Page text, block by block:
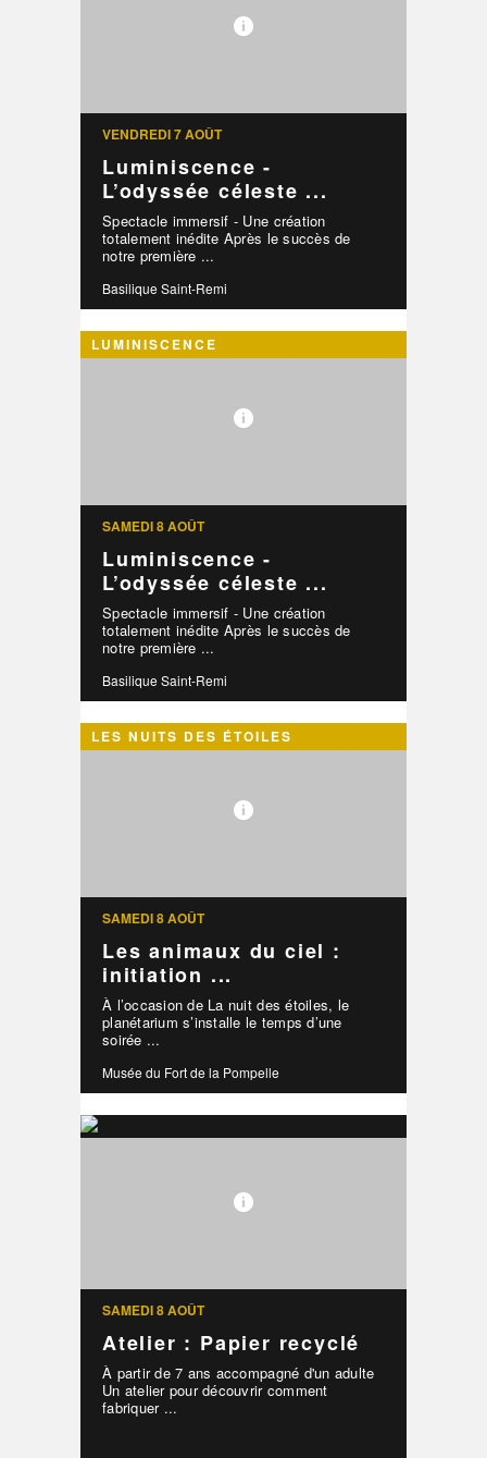
VENDREDI 7 AOÛT
Luminiscence -
L’odyssée céleste ...
Spectacle immersif - Une création
totalement inédite Après le succès de
notre première ...
Basilique Saint-Remi
LUMINISCENCE
SAMEDI 8 AOÛT
Luminiscence -
L’odyssée céleste ...
Spectacle immersif - Une création
totalement inédite Après le succès de
notre première ...
Basilique Saint-Remi
LES NUITS DES ÉTOILES
SAMEDI 8 AOÛT
Les animaux du ciel :
initiation ...
À l’occasion de La nuit des étoiles, le
planétarium s’installe le temps d’une
soirée ...
Musée du Fort de la Pompelle
SAMEDI 8 AOÛT
Atelier : Papier recyclé
À partir de 7 ans accompagné d'un adulte
Un atelier pour découvrir comment
fabriquer ...